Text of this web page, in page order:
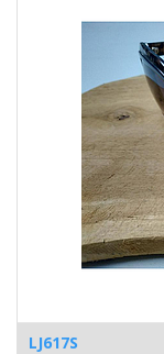
LJ617S